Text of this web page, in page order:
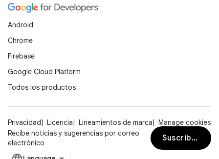
Android
Chrome
Firebase
Google Cloud Platform
Todos los productos
Privacidad Licencia Lineamientos de marca
Manage cookies
Recibe noticias y sugerencias por correo
electrónico
Suscribirse